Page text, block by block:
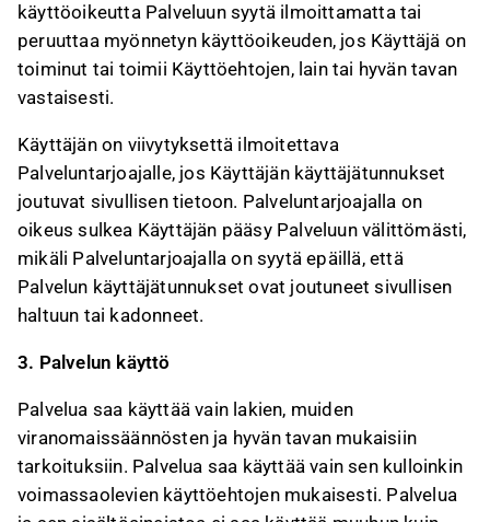
käyttöoikeutta Palveluun syytä ilmoittamatta tai
peruuttaa myönnetyn käyttöoikeuden, jos Käyttäjä on
toiminut tai toimii Käyttöehtojen, lain tai hyvän tavan
vastaisesti.
Käyttäjän on viivytyksettä ilmoitettava
Palveluntarjoajalle, jos Käyttäjän käyttäjätunnukset
joutuvat sivullisen tietoon. Palveluntarjoajalla on
oikeus sulkea Käyttäjän pääsy Palveluun välittömästi,
mikäli Palveluntarjoajalla on syytä epäillä, että
Palvelun käyttäjätunnukset ovat joutuneet sivullisen
haltuun tai kadonneet.
3. Palvelun käyttö
Palvelua saa käyttää vain lakien, muiden
viranomaissäännösten ja hyvän tavan mukaisiin
tarkoituksiin. Palvelua saa käyttää vain sen kulloinkin
voimassaolevien käyttöehtojen mukaisesti. Palvelua